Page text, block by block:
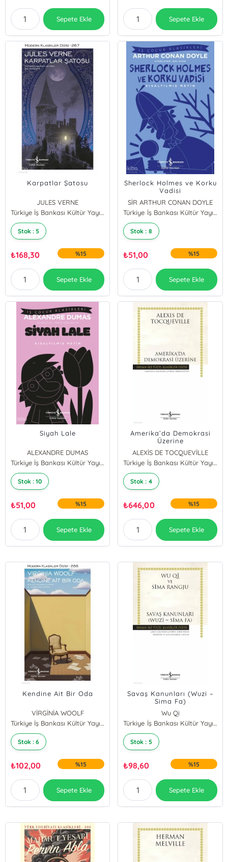
Sepete Ekle Sepete Ekle
Karpatlar Şatosu
JULES VERNE
Türkiye İş Bankası Kültür Yayınları
Stok : 5
₺168,30 %15
Sepete Ekle
Sherlock Holmes ve Korku
Vadisi
SİR ARTHUR CONAN DOYLE
Türkiye İş Bankası Kültür Yayınları
Stok : 8
₺51,00 %15
Sepete Ekle
Siyah Lale
ALEXANDRE DUMAS
Türkiye İş Bankası Kültür Yayınları
Stok : 10
₺51,00 %15
Sepete Ekle
Amerika’da Demokrasi
Üzerine
ALEXİS DE TOCQUEVİLLE
Türkiye İş Bankası Kültür Yayınları
Stok : 4
₺646,00 %15
Sepete Ekle
Kendine Ait Bir Oda
VİRGİNİA WOOLF
Türkiye İş Bankası Kültür Yayınları
Stok : 6
₺102,00 %15
Sepete Ekle
Savaş Kanunları (Wuzi –
Sima Fa)
Wu Qi
Sima Rangju
Türkiye İş Bankası Kültür Yayınları
Stok : 5
₺98,60 %15
Sepete Ekle